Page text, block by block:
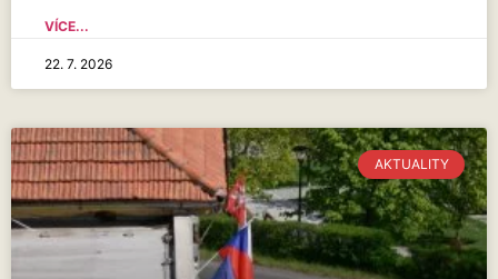
VÍCE...
22. 7. 2026
AKTUALITY